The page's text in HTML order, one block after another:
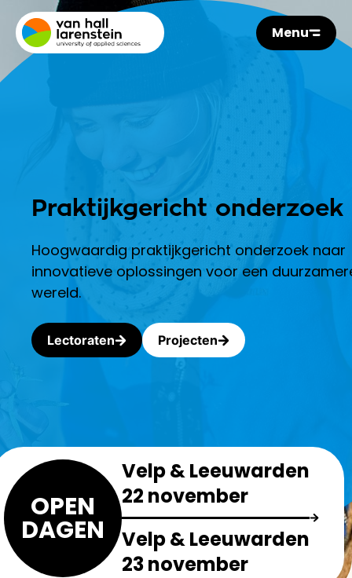
Menu
Praktijkgericht onderzoek
Hoogwaardig praktijkgericht onderzoek naar
innovatieve oplossingen voor een
wereld.
Lectoraten Projecten
OPEN
DAGEN
Velp & Leeuwarden
22 november
Velp & Leeuwarden
23 november